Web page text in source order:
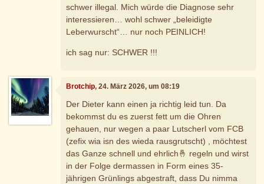
schwer illegal. Mich würde die Diagnose sehr
interessieren… wohl schwer „beleidigte
Leberwurscht“… nur noch PEINLICH!
ich sag nur: SCHWER !!!
Brotchip, 24. März 2026, um 08:19
Der Dieter kann einen ja richtig leid tun. Da
bekommst du es zuerst fett um die Ohren
gehauen, nur wegen a paar Lutscherl vom FCB
(zefix wia isn des wieda rausgrutscht) , möchtest
das Ganze schnell und ehrlich🤞 regeln und wirst
in der Folge dermassen in Form eines 35-
jährigen Grünlings abgestraft, dass Du nimma